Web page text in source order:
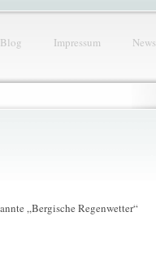
Blog Impressum News
„Bergische Regenwetter“